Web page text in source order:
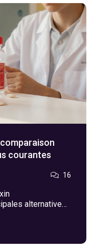
courantes
16
alternatives,